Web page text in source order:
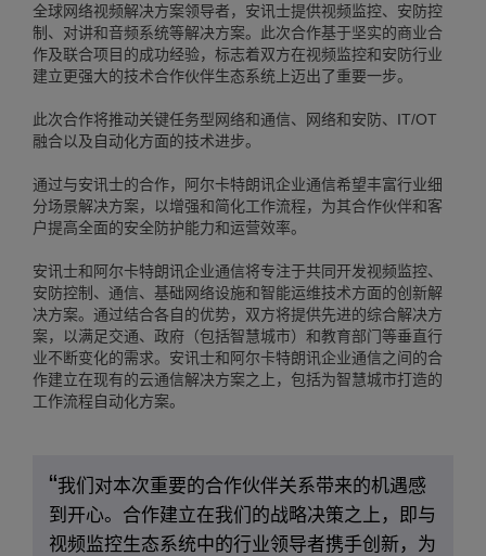
全球网络视频解决方案领导者，安讯士提供视频监控、安防控
制、对讲和音频系统等解决方案。此次合作基于坚实的商业合
作及联合项目的成功经验，标志着双方在视频监控和安防行业
建立更强大的技术合作伙伴生态系统上迈出了重要一步。
此次合作将推动关键任务型网络和通信、网络和安防、IT/OT
融合以及自动化方面的技术进步。
通过与安讯士的合作，阿尔卡特朗讯企业通信希望丰富行业细
分场景解决方案，以增强和简化工作流程，为其合作伙伴和客
户提高全面的安全防护能力和运营效率。
安讯士和阿尔卡特朗讯企业通信将专注于共同开发视频监控、
安防控制、通信、基础网络设施和智能运维技术方面的创新解
决方案。通过结合各自的优势，双方将提供先进的综合解决方
案，以满足交通、政府（包括智慧城市）和教育部门等垂直行
业不断变化的需求。安讯士和阿尔卡特朗讯企业通信之间的合
作建立在现有的云通信解决方案之上，包括为智慧城市打造的
工作流程自动化方案。
我们对本次重要的合作伙伴关系带来的机遇感
到开心。合作建立在我们的战略决策之上，即与
视频监控生态系统中的行业领导者携手创新，为